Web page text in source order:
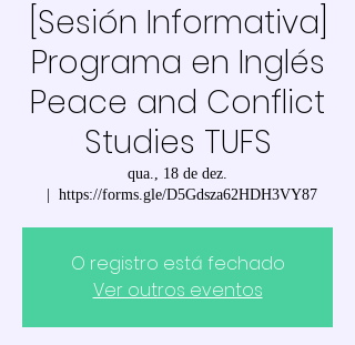
[Sesión Informativa]
Programa en Inglés
Peace and Conflict
Studies TUFS
qua., 18 de dez.
https://forms.gle/D5Gdsza62HDH3VY87
O registro está fechado
Ver outros eventos